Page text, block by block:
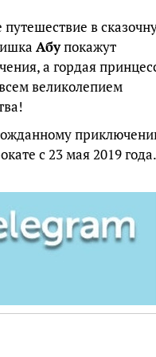
в
Абупокажут
а гордая
великолепием
с 23 мая 2019 года.